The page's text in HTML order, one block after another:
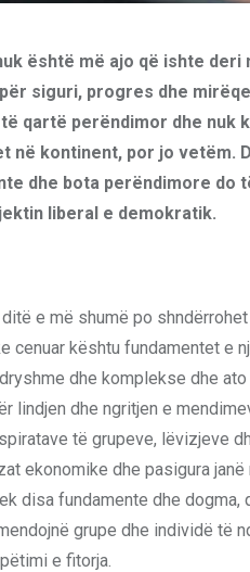
është më ajo që ishte
siguri, progres dhe
qartë perëndimor dhe nuk
në kontinent, por jo vetëm.
dhe bota perëndimore do
liberal e demokratik.
e më shumë po
kështu fundamentet e
dhe komplekse dhe
lindjen dhe ngritjen e
të grupeve, lëvizjeve
ekonomike dhe pasigura
disa fundamente dhe
grupe dhe individë të
e fitorja.